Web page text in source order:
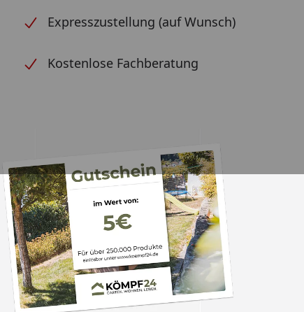
Expresszustellung (auf Wunsch)
Kostenlose Fachberatung